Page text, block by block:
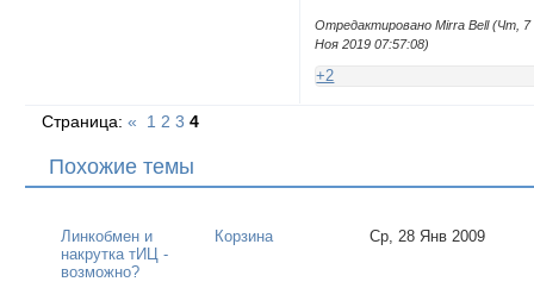
Отредактировано Mirra Bell (Чт, 7
Ноя 2019 07:57:08)
+2
Страница:« 1 2 3 4
Похожие темы
Линкобмен и
накрутка тИЦ -
возможно?
Корзина Ср, 28 Янв 2009